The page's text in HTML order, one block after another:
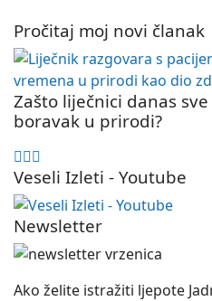
Pročitaj moj novi članak
Zašto liječnici danas
boravak u prirodi?
Veseli Izleti - Youtube
Newsletter
Ako želite istražiti ljepote